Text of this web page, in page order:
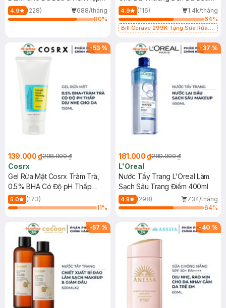
500ml
4.9 (228)
688/tháng
80%
473ml
4.9 (116)
1.4k/tháng
64%
Bill Cerave 299K Tặng Sữa Rửa
-53 %
139.000 ₫298.000 ₫
Cosrx
Gel Rửa Mặt Cosrx Tràm Trà,
0.5% BHA Có Độ pH Thấp
150ml
5.0
(173)
11%
-37 %
181.000 ₫289.000 ₫
L'Oreal
Nước Tẩy Trang L'Oreal Làm
Sạch Sâu Trang Điểm 400ml
4.8 (298)
734/tháng
64%
-57 % -40 %